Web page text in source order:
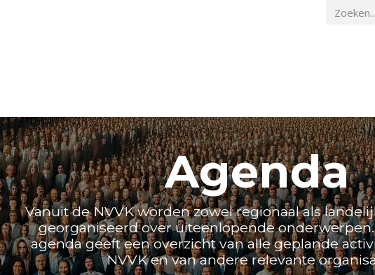
Agenda
Vanuit de NVVK worden zowel regionaal als
georganiseerd over uiteenlopende
agenda geeft een overzicht van alle geplande
NVVK en van andere relevante